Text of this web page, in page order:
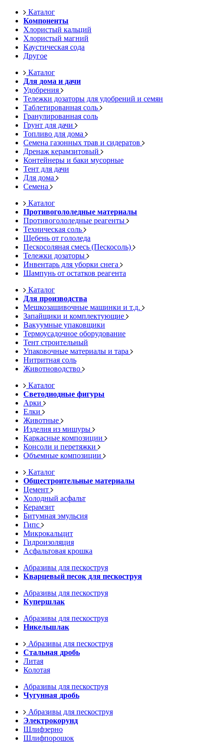
Каталог
Компоненты
Хлористый кальций
Хлористый магний
Каустическая сода
Другое
Каталог
Для дома и дачи
Удобрения
Тележки дозаторы для удобрений и семян
Таблетированная соль
Гранулированная соль
Грунт для дачи
Топливо для дома
Семена газонных трав и сидератов
Дренаж керамзитовый
Контейнеры и баки мусорные
Тент для дачи
Для дома
Семена
Каталог
Противогололедные материалы
Противогололедные реагенты
Техническая соль
Щебень от гололеда
Пескосоляная смесь (Пескосоль)
Тележки дозаторы
Инвентарь для уборки снега
Шампунь от остатков реагента
Каталог
Для производства
Мешкозашивочные машинки и т.д.
Запайщики и комплектующие
Вакуумные упаковщики
Термоусадочное оборудование
Тент строительный
Упаковочные материалы и тара
Нитритная соль
Животноводство
Каталог
Светодиодные фигуры
Арки
Елки
Животные
Изделия из мишуры
Каркасные композиции
Консоли и перетяжки
Объемные композиции
Каталог
Общестроительные материалы
Цемент
Холодный асфальт
Керамзит
Битумная эмульсия
Гипс
Микрокальцит
Гидроизоляция
Асфальтовая крошка
Абразивы для пескоструя
Кварцевый песок для пескоструя
Абразивы для пескоструя
Купершлак
Абразивы для пескоструя
Никельшлак
Абразивы для пескоструя
Стальная дробь
Литая
Колотая
Абразивы для пескоструя
Чугунная дробь
Абразивы для пескоструя
Электрокорунд
Шлифзерно
Шлифпорошок